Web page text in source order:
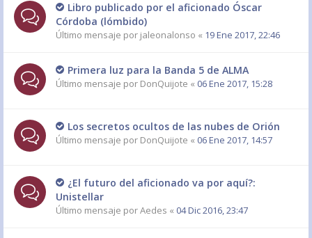
Libro publicado por el aficionado Óscar
Córdoba (lómbido)
Último mensaje por jaleonalonso « 19 Ene 2017, 22:46
Primera luz para la Banda 5 de ALMA
Último mensaje por DonQuijote « 06 Ene 2017, 15:28
Los secretos ocultos de las nubes de Orión
Último mensaje por DonQuijote « 06 Ene 2017, 14:57
¿El futuro del aficionado va por aquí?:
Unistellar
Último mensaje porAedes « 04 Dic 2016, 23:47